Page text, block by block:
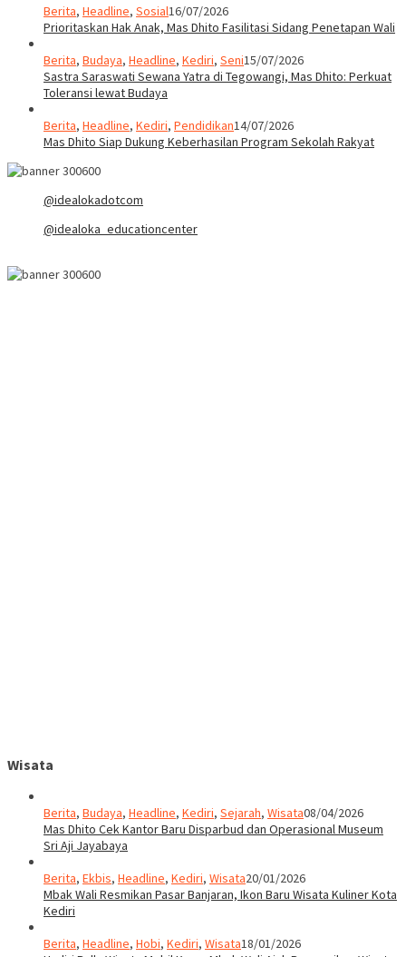
Berita, Headline, Sosial16/07/2026
Prioritaskan Hak Anak, Mas Dhito Fasilitasi Sidang Penetapan Wali
Berita, Budaya, Headline, Kediri, Seni15/07/2026
Sastra Saraswati Sewana Yatra di Tegowangi, Mas Dhito: Perkuat
Toleransi lewat Budaya
Berita, Headline, Kediri, Pendidikan14/07/2026
Mas Dhito Siap Dukung Keberhasilan Program Sekolah Rakyat
@idealokadotcom
@idealoka_educationcenter
Wisata
Berita, Budaya, Headline, Kediri, Sejarah, Wisata08/04/2026
Mas Dhito Cek Kantor Baru Disparbud dan Operasional Museum
Sri Aji Jayabaya
Berita, Ekbis, Headline, Kediri, Wisata20/01/2026
Mbak Wali Resmikan Pasar Banjaran, Ikon Baru Wisata Kuliner Kota
Kediri
Berita, Headline, Hobi, Kediri, Wisata18/01/2026